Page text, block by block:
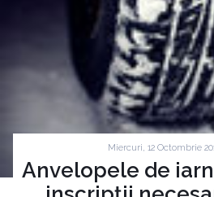
Miercuri, 12 Octombrie
Anvelopele de